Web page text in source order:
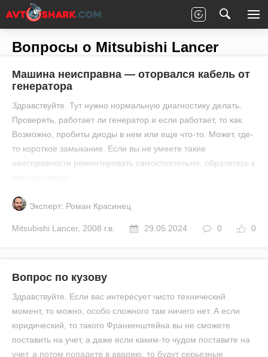
Главная Все вопросы Lancer
Вопросы о Mitsubishi Lancer
Машина неисправна — оторвался кабель от
генератора
Здравствуйте. Тут нужно нормальную диагностику делать.
Проверять, работает ли генератор и если работает, то как.
Возможно, пробиты диоды в нем или еще что-то. Может, где-
то короткое замыкание. Если вы не умеете такие
неисправности ремонтировать самостоятельно, обратитесь к
Эксперт: Роман Красинец
Mitsubishi Lancer, 2008 г.в. 29.05.2024 0 0
Вопрос по кузову
Здравствуйте. Если вас интересует чисто технический
момент, то можно, особо сложного там ничего нет. А если
юридический, то такого Франкенштейна вы не сможете
поставить на учет, а даже если каким-то чудом поставите на
учет, а потом попадете в аварию, то будут серьезные